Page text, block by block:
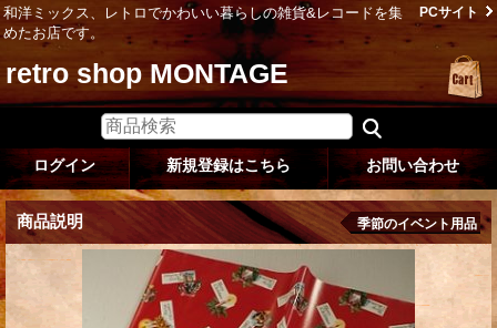
和洋ミックス、レトロでかわいい暮らしの雑貨&レコードを集
めたお店です。
PCサイト
retro shop MONTAGE
ログイン 新規登録はこちら お問い合わせ
商品説明 季節のイベント用品